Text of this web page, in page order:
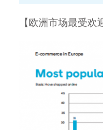
【欧洲市场最受